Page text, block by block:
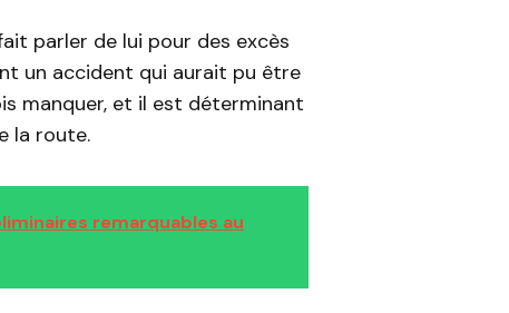
parler de lui pour des excès
un accident qui aurait pu être
manquer, et il est déterminant
la route.
remarquables au